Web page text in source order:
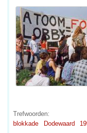
Trefwoorden:
blokkade
Dodewaard